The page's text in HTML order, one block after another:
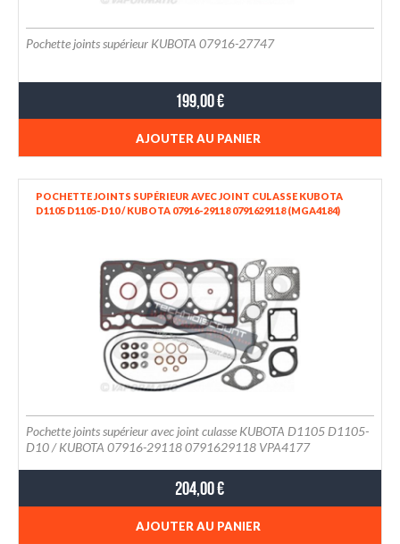
Pochette joints supérieur KUBOTA 07916-27747
199,00 €
AJOUTER AU PANIER
POCHETTE JOINTS SUPÉRIEUR AVEC JOINT CULASSE KUBOTA
D1105 D1105-D10 / KUBOTA 07916-29118 0791629118 (MGA4184)
Pochette joints supérieur avec joint culasse KUBOTA D1105 D1105-
D10 / KUBOTA 07916-29118 0791629118 VPA4177
204,00 €
AJOUTER AU PANIER